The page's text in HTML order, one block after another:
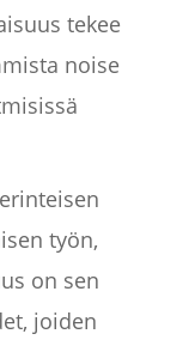
tekee
noise
työn,
on sen
joiden